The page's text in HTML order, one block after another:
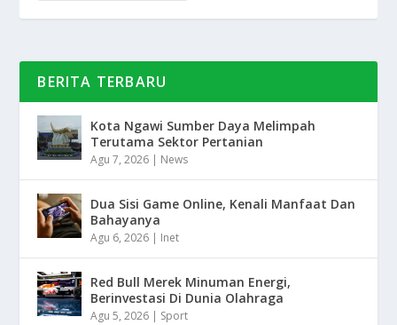
BERITA TERBARU
Kota Ngawi Sumber Daya Melimpah
Terutama Sektor Pertanian
Agu 7, 2026 | News
Dua Sisi Game Online, Kenali Manfaat Dan
Bahayanya
Agu 6, 2026 | Inet
Red Bull Merek Minuman Energi,
Berinvestasi Di Dunia Olahraga
Agu 5, 2026 | Sport